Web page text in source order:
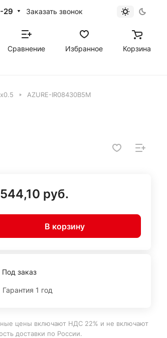
29 Заказать звонок
Сравнение Избранное Корзина
AZURE-IR08430B5M
руб.
В корзину
Под заказ
Гарантия 1 год
цены включают НДС 22% и не включают
доставки по России.